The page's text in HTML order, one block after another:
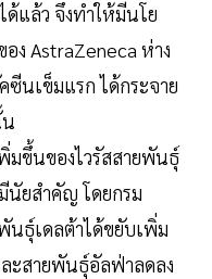
แล้ว จึงทำให้มีนโย
ง AstraZeneca ห่าง
นเข็มแรก ได้กระจาย
มขึ้นของไวรัสสายพันธุ์
นัยสำคัญ โดยกรม
นธุ์เดลต้าได้ขยับเพิ่ม
ะสายพันธุ์อัลฟ่าลดลง